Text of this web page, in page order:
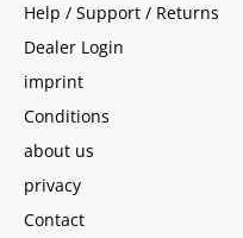
Help / Support / Returns
Dealer Login
imprint
Conditions
about us
privacy
Contact